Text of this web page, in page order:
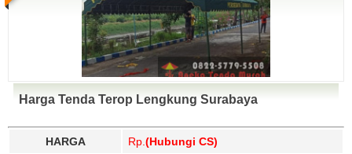
Harga Tenda Terop Lengkung Surabaya
HARGA Rp. (Hubungi CS)